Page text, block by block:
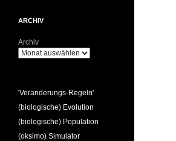
ARCHIV
Archiv
'Veränderungs-Regeln'
(biologische) Evolution
(biologische) Population
(oksimo) Simulator